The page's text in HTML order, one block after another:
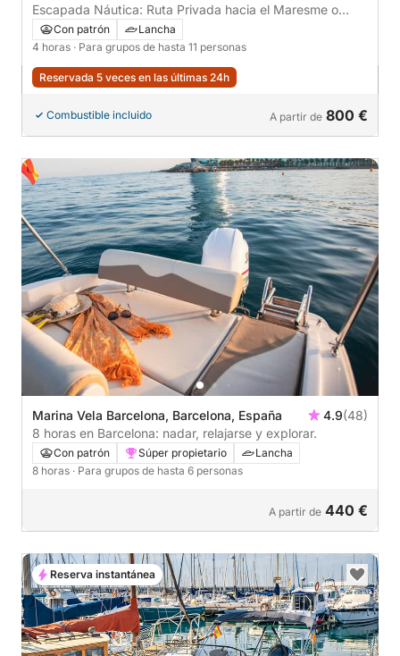
Escapada Náutica: Ruta Privada hacia el Maresme o
Castelldefels
Con patrón
Lancha
4 horas · Para grupos de hasta 11 personas
Reservada 5 veces en las últimas 24h
Combustible incluido A partir de 800 €
Marina Vela Barcelona, Barcelona, España 4.9(48)
8 horas en Barcelona: nadar, relajarse y explorar.
Con patrón Súper propietario
Lancha
8 horas · Para grupos de hasta 6 personas
A partir de 440 €
Reserva instantánea